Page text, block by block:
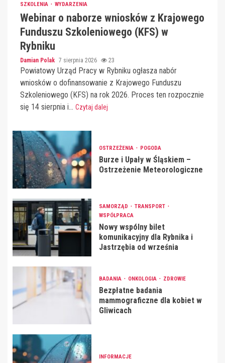
SZKOLENIA WYDARZENIA
Webinar o naborze wniosków z Krajowego
Funduszu Szkoleniowego (KFS) w
Rybniku
Damian Polak 7 sierpnia 2026 23
Powiatowy Urząd Pracy w Rybniku ogłasza nabór
wniosków o dofinansowanie z Krajowego Funduszu
Szkoleniowego (KFS) na rok 2026. Proces ten rozpocznie
się 14 sierpnia i... Czytaj dalej
OSTRZEŻENIA POGODA
Burze i Upały w Śląskiem –
Ostrzeżenie Meteorologiczne
SAMORZĄD
TRANSPORT
WSPÓŁPRACA
Nowy wspólny bilet
komunikacyjny dla Rybnika i
Jastrzębia od września
BADANIA ONKOLOGIA ZDROWIE
Bezpłatne badania
mammograficzne dla kobiet w
Gliwicach
INFORMACJE